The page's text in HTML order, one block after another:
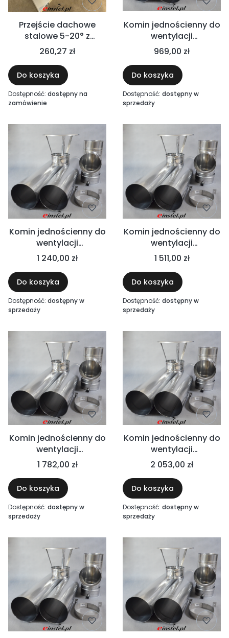
Przejście dachowe
stalowe 5-20° z
kołnierzem
przeciwdeszczowym
260,27 zł
Do koszyka
Dostępność: dostępny na
zamówienie
Komin jednościenny do
wentylacji
mechanicznej 2m Ø200
kwasoodporny - ciągi
technologiczne,
wyciągi mechaniczne,
okapy kuchenne,
przemysł chemiczny
969,00 zł
Do koszyka
Dostępność: dostępny w
sprzedaży
Komin jednościenny do
wentylacji
mechanicznej 3m Ø200
kwasoodporny -
mechaniczne wyciągi,
okapy kuchenne,
gastronomia, przemysł
chemiczny
1 240,00 zł
Do koszyka
Dostępność: dostępny w
sprzedaży
Komin jednościenny do
wentylacji
mechanicznej 4m Ø200
kwasoodporny -
wyciągi mechaniczne,
okapy kuchenne,
gastronomia, przemysł
chemiczny
1 511,00 zł
Do koszyka
Dostępność: dostępny w
sprzedaży
Komin jednościenny do
wentylacji
mechanicznej 5m Ø200
kwasoodporny -
wyciągi mechaniczne,
okapy kuchenne,
gastronomia, przemysł
chemiczny
1 782,00 zł
Do koszyka
Dostępność: dostępny w
sprzedaży
Komin jednościenny do
wentylacji
mechanicznej 6m Ø200
kwasoodporny -
wyciągi mechaniczne,
okapy kuchenne,
gastronomia, przemysł
chemiczny
2 053,00 zł
Do koszyka
Dostępność: dostępny w
sprzedaży